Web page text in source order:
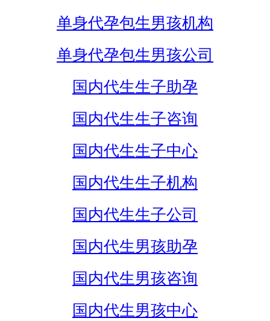
单身代孕包生男孩机构
单身代孕包生男孩公司
国内代生生子助孕
国内代生生子咨询
国内代生生子中心
国内代生生子机构
国内代生生子公司
国内代生男孩助孕
国内代生男孩咨询
国内代生男孩中心